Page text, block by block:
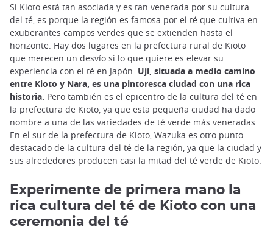
Si Kioto está tan asociada y es tan venerada por su cultura
del té, es porque la región es famosa por el té que cultiva en
exuberantes campos verdes que se extienden hasta el
horizonte. Hay dos lugares en la prefectura rural de Kioto
que merecen un desvío si lo que quiere es elevar su
experiencia con el té en Japón. Uji, situada a medio camino
entre Kioto y Nara, es una pintoresca ciudad con una rica
historia. Pero también es el epicentro de la cultura del té en
la prefectura de Kioto, ya que esta pequeña ciudad ha dado
nombre a una de las variedades de té verde más veneradas.
En el sur de la prefectura de Kioto, Wazuka es otro punto
destacado de la cultura del té de la región, ya que la ciudad y
sus alrededores producen casi la mitad del té verde de Kioto.
Experimente de primera mano la
rica cultura del té de Kioto con una
ceremonia del té